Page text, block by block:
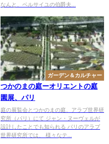
なんと、ベルサイユの伯爵夫...
ガーデン＆カルチャー
つかのまの庭ーオリエントの庭
園展、パリ
庭の展覧会とつかのまの庭、アラブ世界研
究所（パリ）にて ジャン・ヌーヴェルが
設計したことでも知られる パリのアラブ
世界研究所では、 様々なテ...